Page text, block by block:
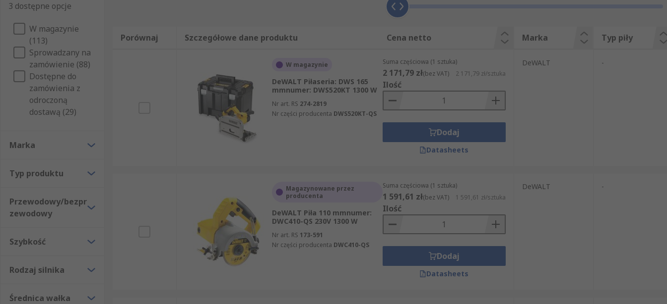
3 dostępne opcje
W magazynie
(113)
Sprowadzany na
zamówienie (88)
Dostępne do
zamówienia z
odroczoną
dostawą (29)
Marka
Typ produktu
Przewodowy/bezpr
zewodowy
Szybkość
Rodzaj silnika
Średnica wałka
Porównaj Szczegółowe dane produktu Cena netto Marka Typ piły
W magazynie
DeWALT Piłaseria: DWS 165
mmnumer: DWS520KT 1300 W
Nr art. RS 274-2819
Nr części producenta DWS520KT-QS
Suma częściowa (1 sztuka)
2 171,79 zł(bez VAT) 2 171,79 zł/sztuka
Ilość
Dodaj
Datasheets
DeWALT -
Magazynowane przez
producenta
DeWALT Piła 110 mmnumer:
DWC410-QS 230V 1300 W
Nr art. RS 173-591
Nr części producenta DWC410-QS
Suma częściowa (1 sztuka)
1 591,61 zł(bez VAT) 1 591,61 zł/sztuka
Ilość
Dodaj
Datasheets
DeWALT -